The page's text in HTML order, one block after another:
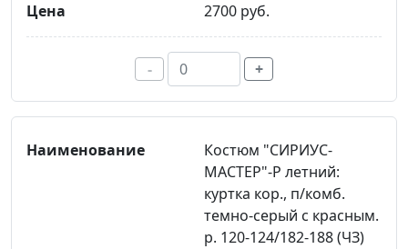
2700 руб.
- +
Костюм "СИРИУС-
МАСТЕР"-Р летний:
куртка кор., п/комб.
темно-серый с красным.
р. 120-124/182-188 (ЧЗ)